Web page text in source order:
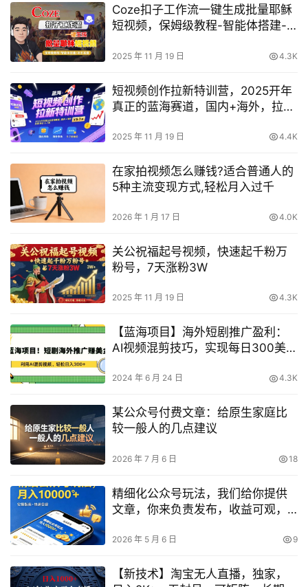
Coze扣子工作流一键生成批量耶稣
短视频，保姆级教程-智能体搭建-
2025 年 11 月 19 日 4.3K
短视频创作拉新特训营，2025开年
真正的蓝海赛道，国内+海外，拉新
2025 年 11 月 19 日 4.4K
在家拍视频怎么赚钱?适合普通人的
5种主流变现方式,轻松月入过千
2026 年 1 月 17 日 4.0K
关公祝福起号视频，快速起千粉万
粉号，7天涨粉3W
2025 年 11 月 19 日 4.3K
【蓝海项目】海外短剧推广盈利：
AI视频混剪技巧，实现每日300美金
2024 年 6 月 24 日 4.3K
某公众号付费文章：给原生家庭比
较一般人的几点建议
2026 年 7 月 6 日 18
精细化公众号玩法，我们给你提供
文章，你来负责发布，收益可观，
2026 年 5 月 6 日 9
【新技术】淘宝无人直播，独家，